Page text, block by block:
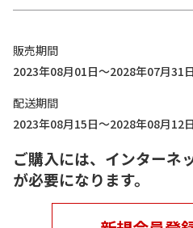
販売期間
2023年08月01日～2028年07月31日
配送期間
2023年08月15日～2028年08月12日
ご購入には、インターネ
が必要になります。